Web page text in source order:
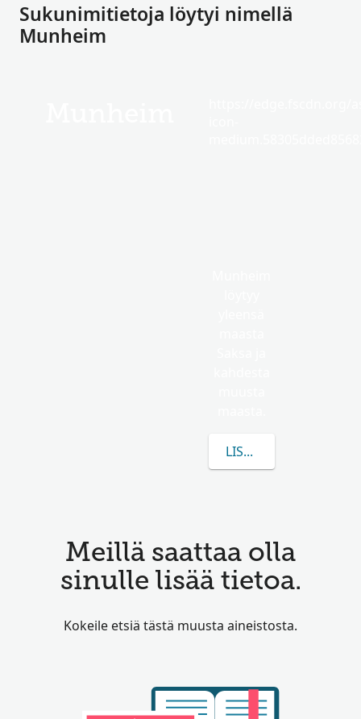
Sukunimitietoja löytyi nimellä
Munheim
LISÄÄ TIETOA
Meillä saattaa olla
sinulle lisää tietoa.
Kokeile etsiä tästä muusta aineistosta.